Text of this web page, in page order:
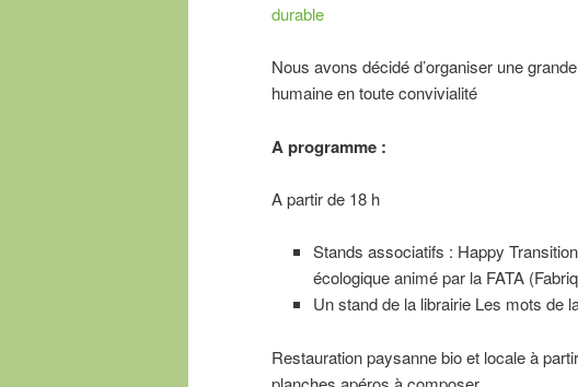
durable
Nous avons décidé d’organiser une
humaine en toute convivialité
A programme :
A partir de 18 h
Stands associatifs : Happy
écologique animé par la FATA
Un stand de la librairie Les mots de
Restauration paysanne bio et locale à